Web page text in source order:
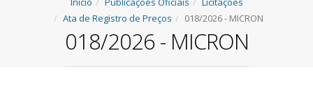
Ata de Registro de Preços
018/2026 - MICRON
018/2026 - MICRON